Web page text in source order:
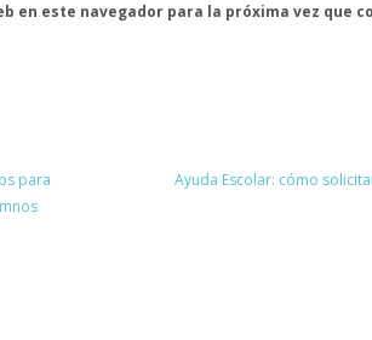
en este navegador para la próxima vez que
para
Ayuda Escolar: cómo